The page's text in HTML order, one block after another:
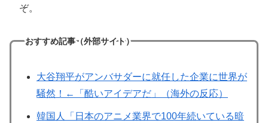
ぞ。
おすすめ記事（外部サイト）
大谷翔平がアンバサダーに就任した企業に世界が
騒然！←「酷いアイデアだ」（海外の反応）
韓国人「日本のアニメ業界で100年続いている暗